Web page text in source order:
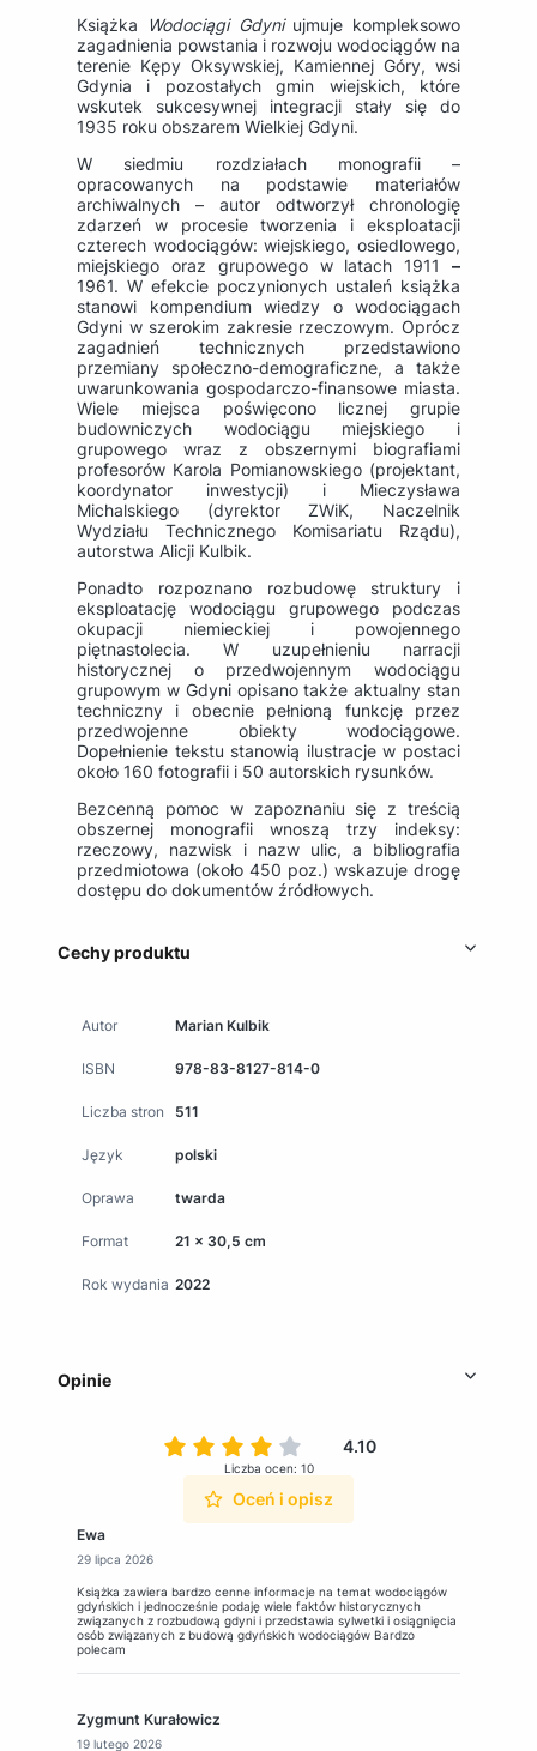
Książka Wodociągi Gdyniujmuje kompleksowo
zagadnienia powstania i rozwoju wodociągów na
terenie Kępy Oksywskiej, Kamiennej Góry, wsi
Gdynia i pozostałych gmin wiejskich, które
wskutek sukcesywnej integracji stały się do
1935 roku obszarem Wielkiej Gdyni.
W siedmiu rozdziałach monografii –
opracowanych na podstawie materiałów
archiwalnych – autor odtworzył chronologię
zdarzeń w procesie tworzenia i eksploatacji
czterech wodociągów: wiejskiego, osiedlowego,
miejskiego oraz grupowego w latach 1911 –
1961. W efekcie poczynionych ustaleń książka
stanowi kompendium wiedzy o wodociągach
Gdyni w szerokim zakresie rzeczowym. Oprócz
zagadnień technicznych przedstawiono
przemiany społeczno-demograficzne, a także
uwarunkowania gospodarczo-finansowe miasta.
Wiele miejsca poświęcono licznej grupie
budowniczych wodociągu miejskiego i
grupowego wraz z obszernymi biografiami
profesorów Karola Pomianowskiego (projektant,
koordynator inwestycji) i Mieczysława
Michalskiego (dyrektor ZWiK, Naczelnik
Wydziału Technicznego Komisariatu Rządu),
autorstwa Alicji Kulbik.
Ponadto rozpoznano rozbudowę struktury i
eksploatację wodociągu grupowego podczas
okupacji niemieckiej i powojennego
piętnastolecia. W uzupełnieniu narracji
historycznej o przedwojennym wodociągu
grupowym w Gdyni opisano także aktualny stan
techniczny i obecnie pełnioną funkcję przez
przedwojenne obiekty wodociągowe.
Dopełnienie tekstu stanowią ilustracje w postaci
około 160 fotografii i 50 autorskich rysunków.
Bezcenną pomoc w zapoznaniu się z treścią
obszernej monografii wnoszą trzy indeksy:
rzeczowy, nazwisk i nazw ulic, a bibliografia
przedmiotowa (około 450 poz.) wskazuje drogę
dostępu do dokumentów źródłowych.
Cechy produktu
Autor Marian Kulbik
ISBN 978-83-8127-814-0
Liczba stron 511
Język polski
Oprawa twarda
Format 21 x 30,5 cm
Rok wydania 2022
Opinie
4.10
Liczba ocen: 10
Oceń i opisz
Ewa
29 lipca 2026
Książka zawiera bardzo cenne informacje na temat wodociągów
gdyńskich i jednocześnie podaję wiele faktów historycznych
związanych z rozbudową gdyni i przedstawia sylwetki i osiągnięcia
osób związanych z budową gdyńskich wodociągów Bardzo
polecam
Zygmunt Kurałowicz
19 lutego 2026